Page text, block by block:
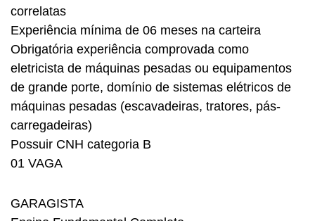
correlatas
Experiência mínima de 06 meses na carteira
Obrigatória experiência comprovada como
eletricista de máquinas pesadas ou equipamentos
de grande porte, domínio de sistemas elétricos de
máquinas pesadas (escavadeiras, tratores, pás-
carregadeiras)
Possuir CNH categoria B
01 VAGA
GARAGISTA